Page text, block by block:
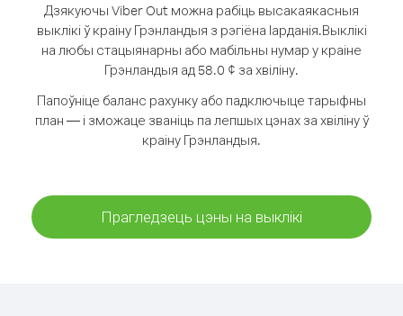
Дзякуючы Viber Out можна рабіць высакаякасныя
выклікі ў краіну Грэнландыя з рэгіёна Іарданія.Выклікі
на любы стацыянарны або мабільны нумар у краіне
Грэнландыя ад 58.0 ¢ за хвіліну.
Папоўніце баланс рахунку або падключыце тарыфны
план — і зможаце званіць па лепшых цэнах за хвіліну ў
краіну Грэнландыя.
Прагледзець цэны на выклікі